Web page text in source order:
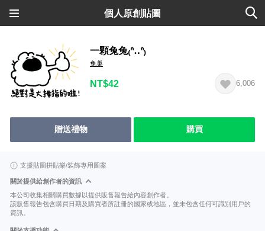
個人原創貼圖
一顆兔兔₍ᐢ‥ᐢ₎
兔巢
NT$42 6,006
贈送禮物 購買
支援貼圖拼貼樂/裝飾專用圖案
關於提供給創作者的資訊
本公司收集相關購買數據以提供販售報告給內容創作者。
該販售報告包含購買日期及購買者所註冊的國家或地區，並未包含任何可識別用戶的
資訊。